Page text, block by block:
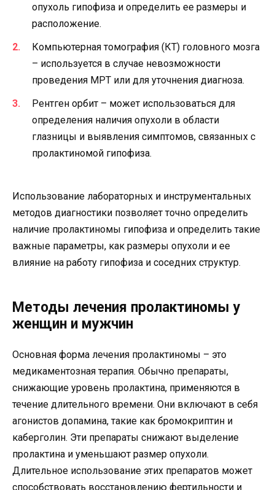
опухоль гипофиза и определить ее размеры и
расположение.
Компьютерная томография (КТ) головного мозга
– используется в случае невозможности
проведения МРТ или для уточнения диагноза.
Рентген орбит – может использоваться для
определения наличия опухоли в области
глазницы и выявления симптомов, связанных с
пролактиномой гипофиза.
Использование лабораторных и инструментальных
методов диагностики позволяет точно определить
наличие пролактиномы гипофиза и определить такие
важные параметры, как размеры опухоли и ее
влияние на работу гипофиза и соседних структур.
Методы лечения пролактиномы у
женщин и мужчин
Основная форма лечения пролактиномы – это
медикаментозная терапия. Обычно препараты,
снижающие уровень пролактина, применяются в
течение длительного времени. Они включают в себя
агонистов допамина, такие как бромокриптин и
каберголин. Эти препараты снижают выделение
пролактина и уменьшают размер опухоли.
Длительное использование этих препаратов может
способствовать восстановлению фертильности и